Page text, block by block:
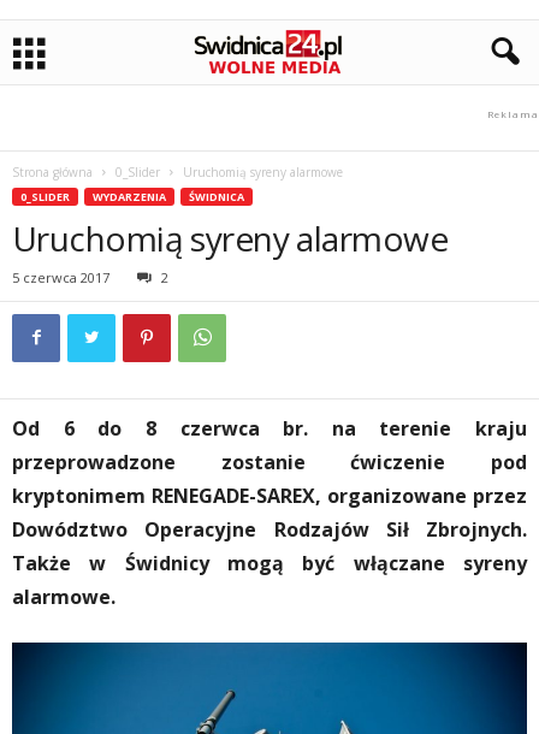
Strona główna 0_Slider Uruchomią syreny alarmowe
0_SLIDER WYDARZENIA ŚWIDNICA
Uruchomią syreny alarmowe
5 czerwca 2017 2
Od 6 do 8 czerwca br. na terenie kraju
przeprowadzone zostanie ćwiczenie pod
kryptonimem RENEGADE-SAREX, organizowane przez
Dowództwo Operacyjne Rodzajów Sił Zbrojnych.
Także w Świdnicy mogą być włączane syreny
alarmowe.